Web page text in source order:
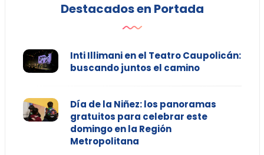
Destacados en Portada
Inti Illimani en el Teatro Caupolicán:
buscando juntos el camino
Día de la Niñez: los panoramas
gratuitos para celebrar este
domingo en la Región
Metropolitana